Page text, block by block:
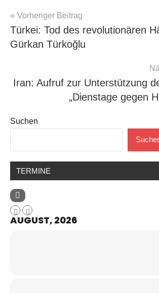
Beitragsnavigation
Vorheriger Beitrag
Türkei: Tod des revolutionären
Gürkan Türkoğlu
Iran: Aufruf zur Unterstützung
„Dienstage gegen
Suchen
TERMINE
AUGUST, 2026